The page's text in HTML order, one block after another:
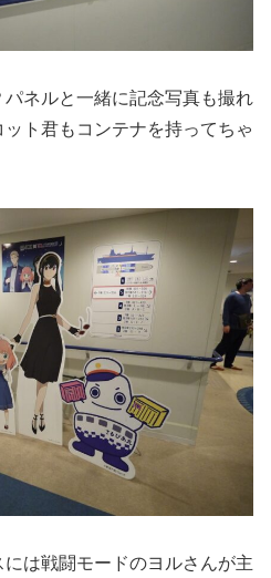
ネルと一緒に記念写真も撮れ
ト君もコンテナを持ってちゃ
は戦闘モードのヨルさんが主